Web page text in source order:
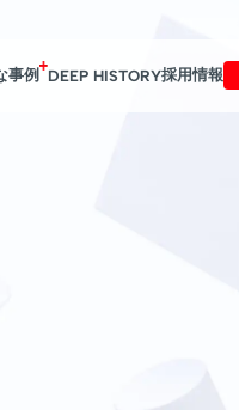
事例 DEEP HISTORY採用情報